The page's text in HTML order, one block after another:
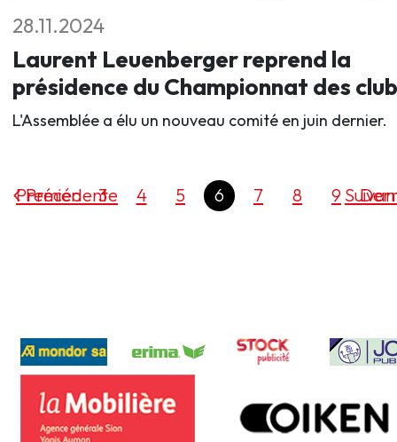
28.11.2024
Laurent Leuenberger reprend la
présidence du Championnat des
L'Assemblée a élu un nouveau comité en juin dernier.
Précédente
Premier 3 4 5 6 7 8 9